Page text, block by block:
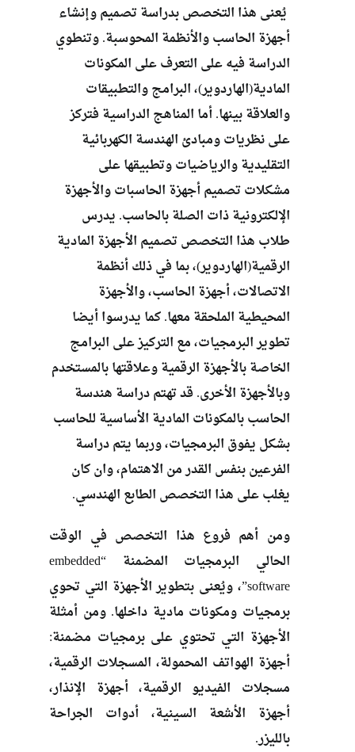
يُعنى هذا التخصص بدراسة تصميم وإنشاء
أجهزة الحاسب والأنظمة المحوسبة. وتنطوي
الدراسة فيه على التعرف على المكونات
المادية(الهاردوير)، البرامج والتطبيقات
والعلاقة بينها. أما المناهج الدراسية فتركز
على نظريات ومبادئ الهندسة الكهربائية
التقليدية والرياضيات وتطبيقها على
مشكلات تصميم أجهزة الحاسبات والأجهزة
الإلكترونية ذات الصلة بالحاسب. يدرس
طلاب هذا التخصص تصميم الأجهزة المادية
الرقمية(الهاردوير)، بما في ذلك أنظمة
الاتصالات، أجهزة الحاسب، والأجهزة
المحيطية الملحقة معها. كما يدرسوا أيضا
تطوير البرمجيات، مع التركيز على البرامج
الخاصة بالأجهزة الرقمية وعلاقتها بالمستخدم
وبالأجهزة الأخرى. قد تهتم دراسة هندسة
الحاسب بالمكونات المادية الأساسية للحاسب
بشكل يفوق البرمجيات، وربما يتم دراسة
الفرعين بنفس القدر من الاهتمام، وان كان
يغلب على هذا التخصص الطابع الهندسي.
ومن أهم فروع هذا التخصص في الوقت
الحالي البرمجيات المضمنة “embedded
software”، ويُعنى بتطوير الأجهزة التي تحوي
برمجيات ومكونات مادية داخلها. ومن أمثلة
الأجهزة التي تحتوي على برمجيات مضمنة:
أجهزة الهواتف المحمولة، المسجلات الرقمية،
مسجلات الفيديو الرقمية، أجهزة الإنذار،
أجهزة الأشعة السينية، أدوات الجراحة
بالليزر.